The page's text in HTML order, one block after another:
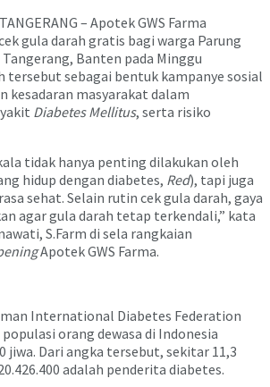
– Apotek GWS Farma
gula darah gratis bagi warga Parung
Banten pada Minggu
tersebut sebagai bentuk kampanye sosial
kesadaran masyarakat dalam
Diabetes Mellitus, serta risiko
tidak hanya penting dilakukan oleh
hidup dengan diabetes, Red), tapi juga
sehat. Selain rutin cek gula darah, gaya
agar gula darah tetap terkendali,” kata
S.Farm di sela rangkaian
Apotek GWS Farma.
International Diabetes Federation
orang dewasa di Indonesia
jiwa. Dari angka tersebut, sekitar 11,3
adalah penderita diabetes.